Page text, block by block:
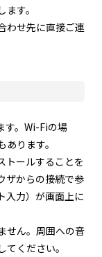
す。
わせ先に直接ご連
す。Wi-Fiの場
ります。
トールすることを
ザからの接続で参
入力）が画面上に
せん。周囲への音
ください。